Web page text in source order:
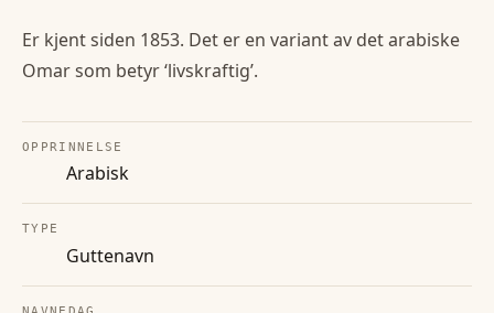
Er kjent siden 1853. Det er en variant av det arabiske
Omar som betyr ‘livskraftig’.
OPPRINNELSE
Arabisk
TYPE
Guttenavn